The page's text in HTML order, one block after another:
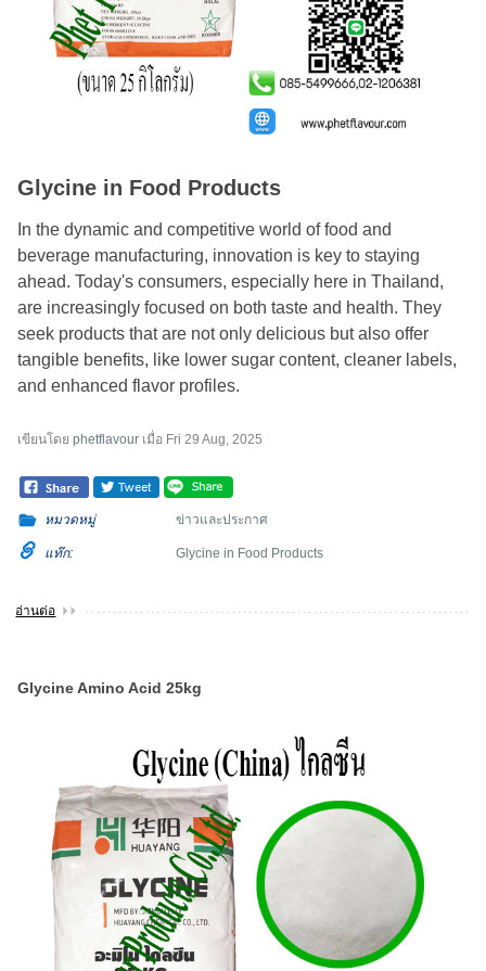
Glycine in Food Products
In the dynamic and competitive world of food and
beverage manufacturing, innovation is key to staying
ahead. Today's consumers, especially here in Thailand,
are increasingly focused on both taste and health. They
seek products that are not only delicious but also offer
tangible benefits, like lower sugar content, cleaner labels,
and enhanced flavor profiles.
เขียนโดยphetflavour เมื่อ Fri 29 Aug, 2025
หมวดหมู่ ข่าวและประกาศ
แท๊ก: Glycine in Food Products
อ่านต่อ
Glycine Amino Acid 25kg